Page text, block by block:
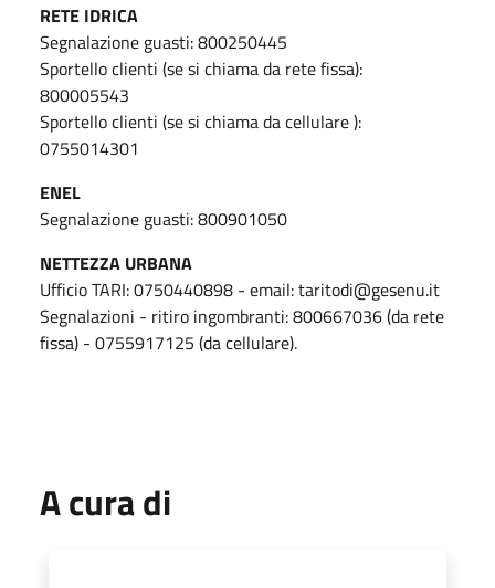
RETE IDRICA
Segnalazione guasti: 800250445
Sportello clienti (se si chiama da rete fissa):
800005543
Sportello clienti (se si chiama da cellulare ):
0755014301
ENEL
Segnalazione guasti: 800901050
NETTEZZA URBANA
Ufficio TARI: 0750440898 - email: taritodi@gesenu.it
Segnalazioni - ritiro ingombranti: 800667036 (da rete
fissa) - 0755917125 (da cellulare).
A cura di